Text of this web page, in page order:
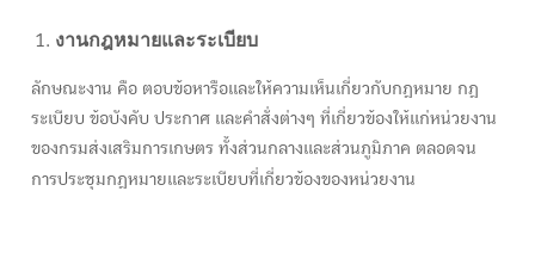
งานกฎหมายและระเบียบ
ลักษณะงาน คือ ตอบข้อหารือและให้ความเห็นเกี่ยวกับกฎหมาย กฎ
ระเบียบ ข้อบังคับ ประกาศ และคำสั่งต่างๆ ที่เกี่ยวข้องให้แก่หน่วยงาน
ของกรมส่งเสริมการเกษตร ทั้งส่วนกลางและส่วนภูมิภาค ตลอดจน
การประชุมกฎหมายและระเบียบที่เกี่ยวข้องของหน่วยงาน